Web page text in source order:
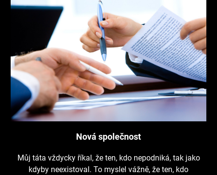
Nová společnost
Můj táta vždycky říkal, že ten, kdo nepodniká, tak jako
kdyby neexistoval. To myslel vážně, že ten, kdo